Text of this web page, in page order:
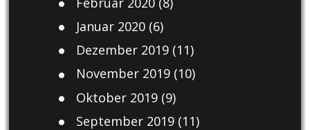
Januar 2020(6)
Dezember 2019(11)
November 2019(10)
Oktober 2019(9)
September 2019(11)